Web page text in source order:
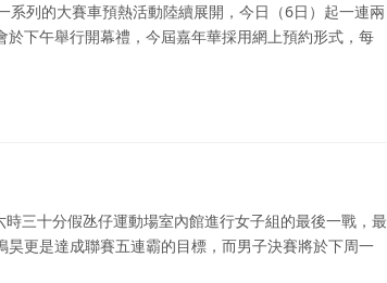
系列的大賽車預熱活動陸續展開，今日（6日）起一連兩
下午舉行開幕禮，今屆嘉年華採用網上預約形式，每
三十分假氹仔運動場室內館進行女子組的最後一戰，最
更是達成聯賽五連霸的目標，而男子決賽將於下周一